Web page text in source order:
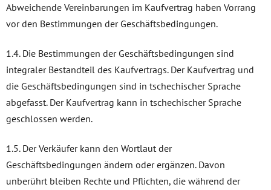
Abweichende Vereinbarungen im Kaufvertrag haben Vorrang
vor den Bestimmungen der Geschäftsbedingungen.
1.4. Die Bestimmungen der Geschäftsbedingungen sind
integraler Bestandteil des Kaufvertrags. Der Kaufvertrag und
die Geschäftsbedingungen sind in tschechischer Sprache
abgefasst. Der Kaufvertrag kann in tschechischer Sprache
geschlossen werden.
1.5. Der Verkäufer kann den Wortlaut der
Geschäftsbedingungen ändern oder ergänzen. Davon
unberührt bleiben Rechte und Pflichten, die während der